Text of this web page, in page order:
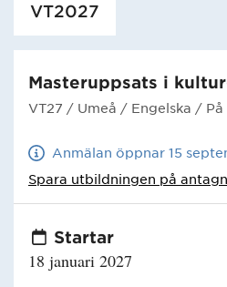
VT2027
Masteruppsats i
VT27 / Umeå / Engelska / På
Anmälan öppnar 15
Spara utbildningen på
Startar
18 januari 2027